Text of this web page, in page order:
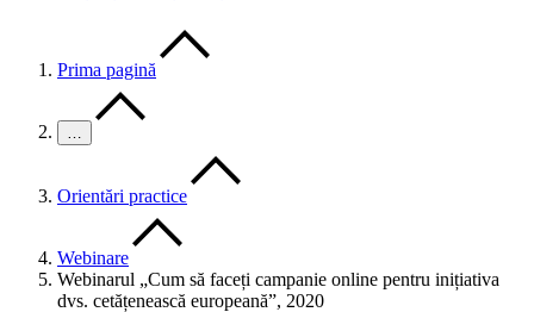
Prima pagină
…
Orientări practice
Webinare
Webinarul „Cum să faceți campanie online pentru inițiativa
dvs. cetățenească europeană”, 2020